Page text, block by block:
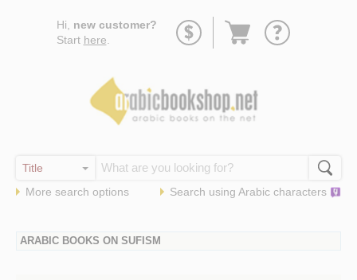
Hi, new customer?
Start here
Go
More search options Search using Arabic characters
ARABIC BOOKS ON SUFISM